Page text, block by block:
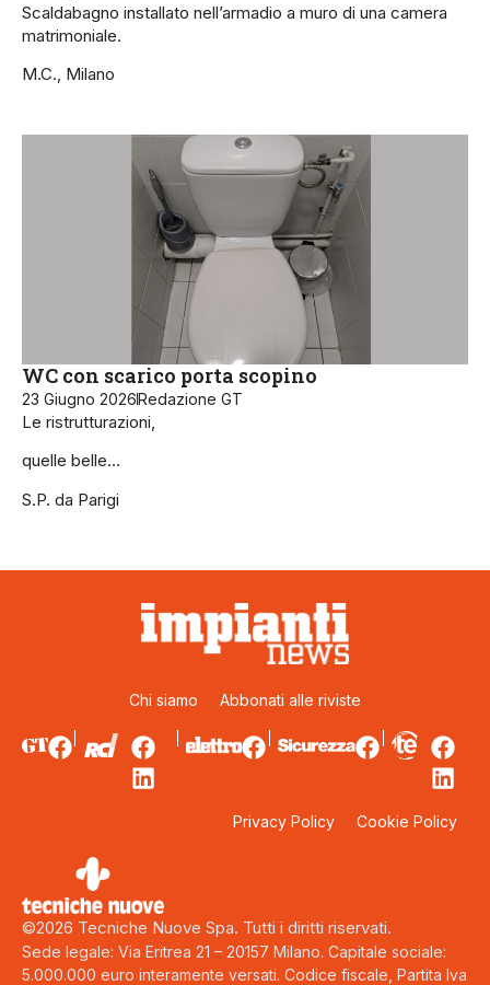
Scaldabagno installato nell’armadio a muro di una camera
matrimoniale.
M.C., Milano
WC con scarico porta scopino
23 Giugno 2026Redazione GT
Le ristrutturazioni,
quelle belle…
S.P. da Parigi
Chi siamo Abbonati alle riviste
Privacy Policy Cookie Policy
©2026 Tecniche Nuove Spa. Tutti i diritti riservati.
Sede legale: Via Eritrea 21 – 20157 Milano. Capitale sociale:
5.000.000 euro interamente versati. Codice fiscale, Partita Iva